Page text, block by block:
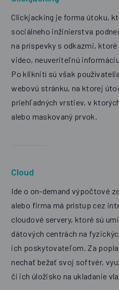
Clickjacking je forma útoku,
sociálneho inžinierstva
na príspevky s odkazmi,
video, neuveriteľnú
Po kliknití sú však
webovú stránku, na ktorej
priehľadných vrstiev, v
alebo maskovaný prvok.
Cloud
Ide o on-demand výpočtové
alebo firma má prístup cez
cloudové servery, ktoré sú
dátových centrách na
ich poskytovateľom. Za
nechať bežať svoj softvér,
či ich úložisko na ukladanie